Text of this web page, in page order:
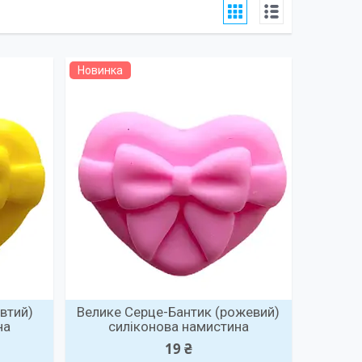
Новинка
Велике Серце-Бантик (рожевий)
силіконова намистина
19 ₴